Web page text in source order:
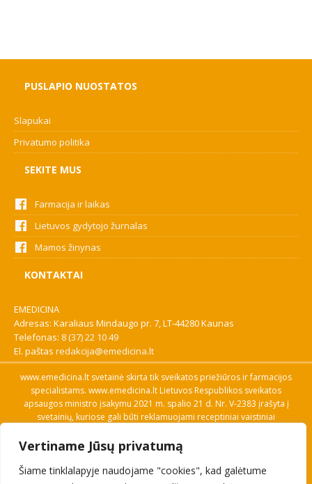
Vertiname Jūsų privatumą
Šiame tinklalapyje naudojame "cookies", kad galėtume
PUSLAPIO NUOSTATOS
Slapukai
Privatumo politika
SEKITE MUS
Farmacija ir laikas
Lietuvos gydytojo žurnalas
Mamos žinynas
KONTAKTAI
EMEDICINA
Adresas: Karaliaus Mindaugo pr. 7, LT-44280 Kaunas
Telefonas: 8 (37) 22 10 49
El. paštas redakcija@emedicina.lt
www.emedicina.lt svetainė skirta tik sveikatos priežiūros ir farmacijos
specialistams. www.emedicina.lt Lietuvos Respublikos sveikatos
apsaugos ministro įsakymu 2021 m. spalio 21 d. Nr. V-2383 įrašyta į
svetainių, kuriose gali būti reklamuojami receptiniai vaistiniai
savo profesinę kvalifikaciją. Naudingos nuorodos: Vaistų ir medicinos
pagalbos priemonių kainų paieška, VVKT tinklalapis, Sveikatos
priežiūros ar farmacijos specialisto pranešimo apie įtariamą